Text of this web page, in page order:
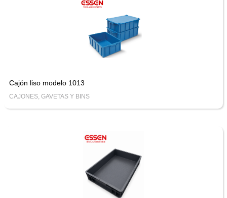
Cajón liso modelo 1013
CAJONES, GAVETAS Y BINS